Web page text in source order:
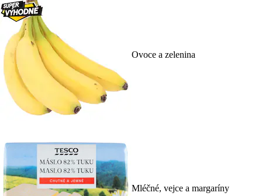
Ovoce a zelenina
Mléčné, vejce a margaríny